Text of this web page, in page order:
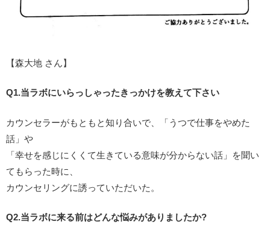
【森大地 さん】
Q1.当ラボにいらっしゃったきっかけを教えて下さい
カウンセラーがもともと知り合いで、「うつで仕事をやめた
話」や
「幸せを感じにくくて生きている意味が分からない話」を聞い
てもらった時に、
カウンセリングに誘っていただいた。
Q2.当ラボに来る前はどんな悩みがありましたか?